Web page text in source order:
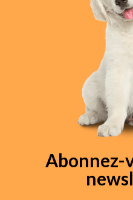
Abonnez-